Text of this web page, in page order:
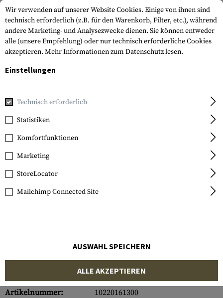
Home Ausrüstung
Wiley X
Nerve Goggles Lens
Artikelnummer:
10220161300
Wir verwenden auf unserer Website Cookies. Einige von ihnen sind
technisch erforderlich (z.B. für den Warenkorb, Filter, etc.), während
andere Marketing- und Analysezwecke dienen. Sie können entweder
alle (unsere Empfehlung) oder nur technisch erforderliche Cookies
akzeptieren. Mehr Informationen zum Datenschutz lesen.
Einstellungen
Technisch erforderlich
Statistiken
Komfortfunktionen
Marketing
StoreLocator
Mailchimp Connected Site
AUSWAHL SPEICHERN
ALLE AKZEPTIEREN